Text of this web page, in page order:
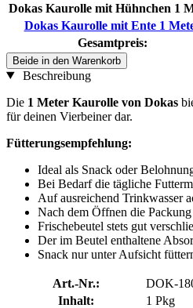
Dokas Kaurolle mit Hühnchen 1
Dokas Kaurolle mit Ente 1
Gesamtpreis:
Beide in den Warenkorb
Beschreibung
Die 1 Meter Kaurolle von Dokas
für deinen Vierbeiner dar.
Fütterungsempfehlung:
Ideal als Snack oder
Bei Bedarf die tägliche
Auf ausreichend Trinkwasser
Nach dem Öffnen die
Frischebeutel stets gut
Der im Beutel enthaltene
Snack nur unter Aufsicht
Art.-Nr.:
DOK-
Inhalt:
1 Pkg